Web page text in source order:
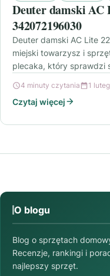
Deuter damski AC
342072196030
Deuter damski AC Lite
miejski towarzysz i
plecaka, który sprawdzi
4 minuty czytania 1
Czytaj więcej
O blogu
Blog o sprzętach
Recenzje, rankingi i
najlepszy sprzęt.